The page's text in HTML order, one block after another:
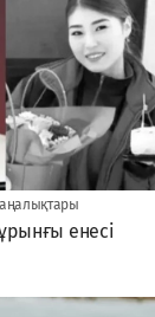
енесі